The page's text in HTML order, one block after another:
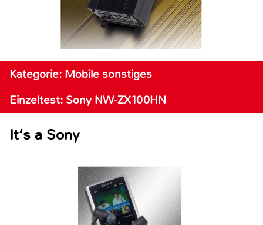
Kategorie: Mobile sonstiges
Einzeltest: Sony NW-ZX100HN
It‘s a Sony